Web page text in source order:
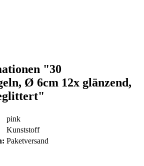
"30
Ø 6cm 12x glänzend,
pink
Kunststoff
Paketversand